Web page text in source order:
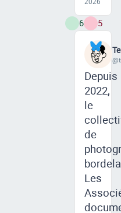
6 5
Depuis
2022,
le
de
Les